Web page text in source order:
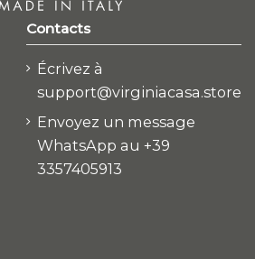
Contacts
Écrivez à
support@virginiacasa.store
Envoyez un message
WhatsApp au +39
3357405913